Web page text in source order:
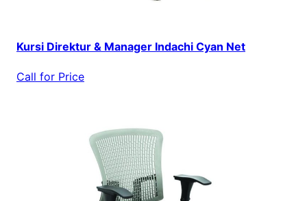
Kursi Direktur & Manager Indachi Cyan Net
Call for Price